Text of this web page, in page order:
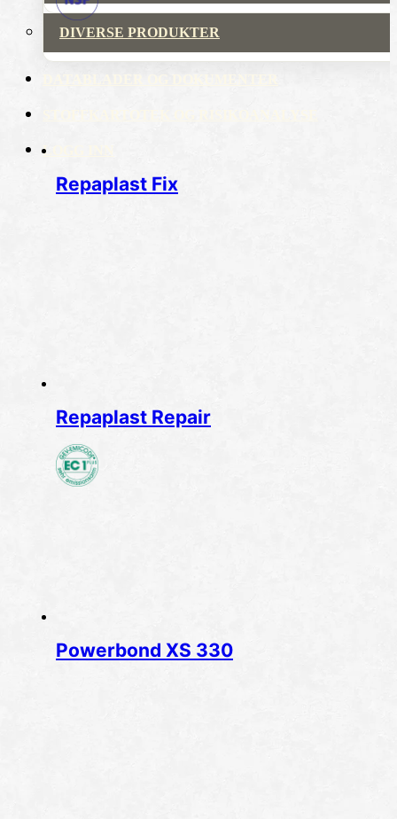
DIVERSE PRODUKTER
LOGG INN
Repaplast Fix
Repaplast Repair
Powerbond XS 330